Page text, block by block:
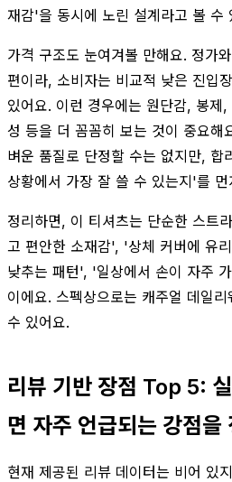
재감'을 동시에 노린 설계라고 볼 수
가격 구조도 눈여겨볼 만해요. 정가
편이라, 소비자는 비교적 낮은 진입
있어요. 이런 경우에는 원단감, 봉제
성 등을 더 꼼꼼히 보는 것이 중요해
벼운 품질로 단정할 수는 없지만, 합
상황에서 가장 잘 쓸 수 있는지'를
정리하면, 이 티셔츠는 단순한 스트
고 편안한 소재감', '상체 커버에 유
낮추는 패턴', '일상에서 손이 자주
이에요. 스펙상으로는 캐주얼 데일
수 있어요.
리뷰 기반 장점 Top 5:
면 자주 언급되는 강점을
현재 제공된 리뷰 데이터는 비어 있